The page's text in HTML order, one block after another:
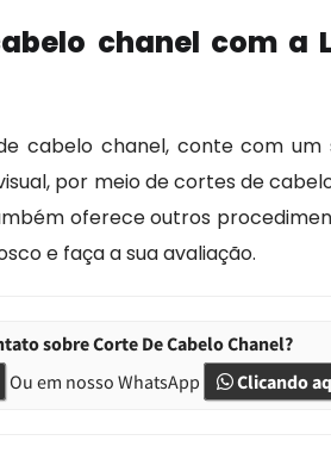
chanel com a
cabelo chanel, conte com um
por meio de cortes de
oferece outros
e faça a sua avaliação.
sobre Corte De Cabelo Chanel?
Ou em nosso WhatsApp Clicando